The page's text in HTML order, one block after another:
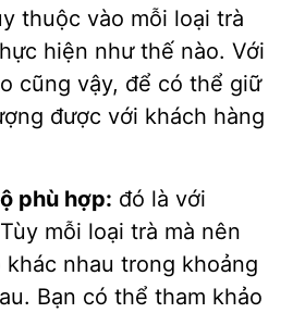
thuộc vào mỗi loại trà
hiện như thế nào. Với
cũng vậy, để có thể giữ
được với khách hàng
phù hợp: đó là với
mỗi loại trà mà nên
nhau trong khoảng
Bạn có thể tham khảo